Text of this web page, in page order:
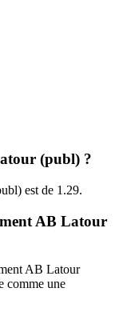
(publ) ?
est de 1.29.
AB Latour
AB Latour
comme une